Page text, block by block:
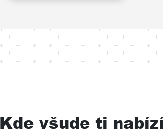
Kde všude ti